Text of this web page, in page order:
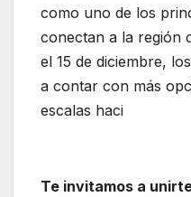
como uno de los
conectan a la región
el 15 de diciembre,
a contar con más
escalas haci
Te invitamos a